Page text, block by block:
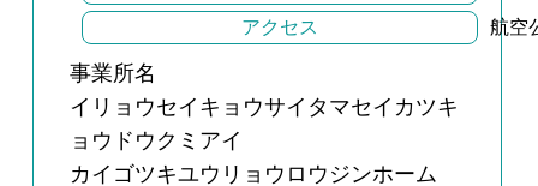
アクセス
航空
事業所名
イリョウセイキョウサイタマセイカツキ
ョウドウクミアイ
カイゴツキユウリョウロウジンホーム